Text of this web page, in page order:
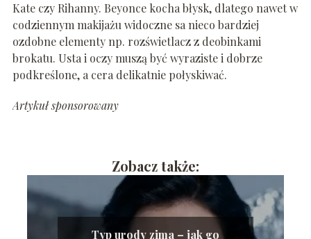
Kate czy Rihanny. Beyonce kocha błysk, dlatego nawet w
codziennym makijażu widoczne sa nieco bardziej
ozdobne elementy np. rozświetlacz z deobinkami
brokatu. Usta i oczy muszą być wyraziste i dobrze
podkreślone, a cera delikatnie połyskiwać.
Artykuł sponsorowany
Zobacz także:
Typ urody zima – jak go